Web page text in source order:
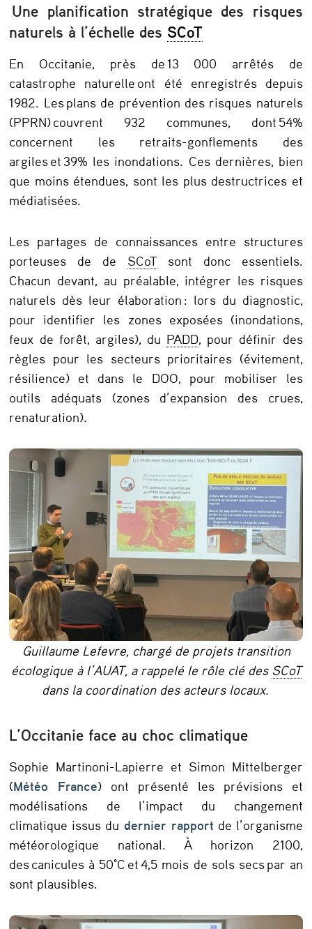
e
r
u
n
e
c
u
l
t
u
r
e
c
o
m
m
u
n
e
f
a
c
e
a
u
x
r
s
u
s
n
a
t
u
r
e
Une planification stratégique des risques
naturels à l’échelle des SCoT
En Occitanie, près de 13 000 arrêtés de
catastrophe naturelle ont été enregistrés depuis
1982. Les plans de prévention des risques naturels
(PPRN) couvrent 932 communes, dont 54%
concernent les retraits-gonflements des
argiles et 39% les inondations. Ces dernières, bien
que moins étendues, sont les plus destructrices et
médiatisées.
Les partages de connaissances entre structures
porteuses de de SCoTsont donc essentiels.
Chacun devant, au préalable, intégrer les risques
naturels dès leur élaboration : lors du diagnostic,
pour identifier les zones exposées (inondations,
feux de forêt, argiles), du PADD, pour définir des
règles pour les secteurs prioritaires (évitement,
résilience) et dans le DOO, pour mobiliser les
outils adéquats (zones d’expansion des crues,
renaturation).
Guillaume Lefevre, chargé de projets transition
écologique à l’AUAT, a rappelé le rôle clé des SCoT
dans la coordination des acteurs locaux.
L’Occitanie face au choc climatique
Sophie Martinoni-Lapierre et Simon Mittelberger
(Météo France) ont présenté les prévisions et
modélisations de l’impact du changement
climatique issus du dernier rapport de l’organisme
météorologique national. À horizon 2100,
des canicules à 50°C et 4,5 mois de sols secs par an
sont plausibles.